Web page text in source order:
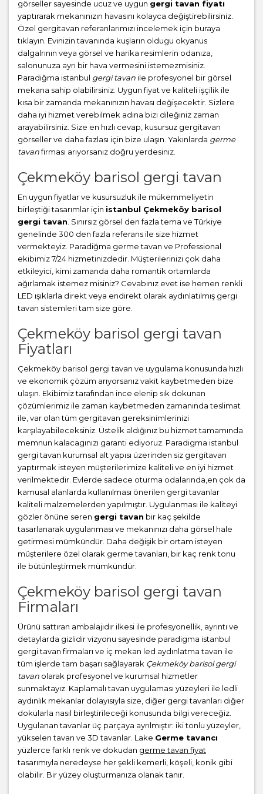
görseller sayesinde ucuz ve uygun gergi tavan fiyatı
yaptırarak mekanınızın havasını kolayca değiştirebilirsiniz.
Özel gergitavan referanlarımızı incelemek için buraya
tıklayın. Evinizin tavanında kuşların oldugu okyanus
dalgalrının veya görsel ve harika resimlerin odanıza,
salonunuza ayrı bir hava vermesini istemezmisiniz.
Paradiğma istanbul gergi tavan ile profesyonel bir görsel
mekana sahip olabilirsiniz. Uygun fiyat ve kaliteli işçilik ile
kısa bir zamanda mekanınızın havası değişecektir. Sizlere
daha iyi hizmet verebilmek adına bizi dileğiniz zaman
arayabilirsiniz. Size en hızlı cevap, kusursuz gergitavan
görseller ve daha fazlası için bize ulaşın. Yakınlarda germe
tavanfirması arıyorsanız doğru yerdesiniz.
Çekmeköy barisol gergi tavan
En uygun fiyatlar ve kusursuzluk ile mükemmeliyetin
birleştiği tasarımlar için istanbul Çekmeköy barisol
gergi tavan . Sınırsız görsel den fazla tema ve Türkiye
genelinde 300 den fazla referans ile size hizmet
vermekteyiz. Paradiğma germe tavan ve Professional
ekibimiz 7/24 hizmetinizdedir. Müşterilerinizi çok daha
etkileyici, kimi zamanda daha romantik ortamlarda
ağırlamak istemez misiniz? Cevabınız evet ise hemen renkli
LED ışıklarla direkt veya endirekt olarak aydınlatılmış gergi
tavan sistemleri tam size göre.
Çekmeköy barisol gergi tavan
Fiyatları
Çekmeköy barisol gergi tavan ve uygulama konusunda hızlı
ve ekonomik çözüm arıyorsanız vakit kaybetmeden bize
ulaşın. Ekibimiz tarafından ince elenip sık dokunan
çözümlerimiz ile zaman kaybetmeden zamanında teslimat
ile, var olan tüm gergitavan gereksinimlerinizi
karşılayabileceksiniz. Üstelik aldığınız bu hizmet tamamında
memnun kalacagınızı garanti ediyoruz. Paradigma istanbul
gergi tavan kurumsal alt yapısı üzerinden siz gergitavan
yaptırmak isteyen müşterilerimize kaliteli ve en iyi hizmet
verilmektedir. Evlerde sadece oturma odalarında,en çok da
kamusal alanlarda kullanılması önerilen gergi tavanlar
kaliteli malzemelerden yapılmıştır. Uygulanması ile kaliteyi
gözler önüne seren gergi tavan bir kaç şekilde
tasarlanarak uygulanması ve mekanınızı daha görsel hale
getirmesi mümkündür. Daha değişik bir ortam isteyen
müşterilere özel olarak germe tavanları, bir kaç renk tonu
ile bütünleştirmek mümkündür.
Çekmeköy barisol gergi tavan
Firmaları
Ürünü sattıran ambalajıdır ilkesi ile profesyonellik, ayrıntı ve
detaylarda gizlidir vizyonu sayesinde paradigma istanbul
gergi tavan firmaları ve iç mekan led aydınlatma tavan ile
tüm işlerde tam başarı sağlayarak Çekmeköy barisol gergi
tavan olarak profesyonel ve kurumsal hizmetler
sunmaktayız. Kaplamalı tavan uygulaması yüzeyleri ile ledli
aydınlık mekanlar dolayısıyla size, diğer gergi tavanları diğer
dokularla nasıl birleştirileceği konusunda bilgi vereceğiz.
Uygulanan tavanlar üç parçaya ayrılmıştır: iki tonlu yüzeyler,
yükselen tavan ve 3D tavanlar. Lake Germe tavancı
yüzlerce farklı renk ve dokudan germe tavan fiyat
tasarımıyla neredeyse her şekli kemerli, köşeli, konik gibi
olabilir. Bir yüzey oluşturmanıza olanak tanır.